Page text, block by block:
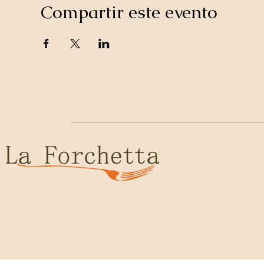
Compartir este evento